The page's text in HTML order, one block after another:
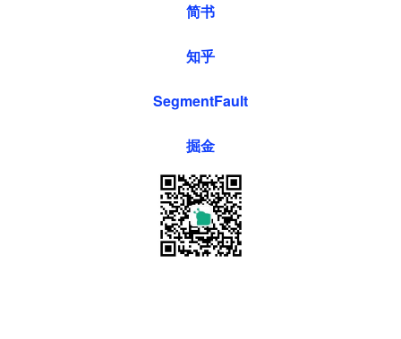
简书
知乎
SegmentFault
掘金